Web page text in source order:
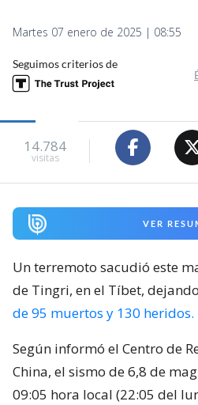
Martes 07 enero de 2025 | 08:55
Seguimos criterios de
14.784
visitas
VER
Un terremoto sacudió este
de Tingri, en el Tíbet, dejando
de 95 muertos y 130 heridos.
Según informó el Centro de
China, el sismo de 6,8 de
09:05 hora local (22:05 del